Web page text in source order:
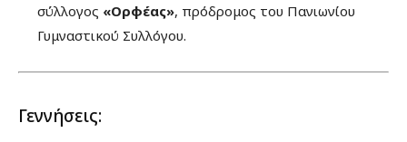
σύλλογος «Ορφέας», πρόδρομος του Πανιωνίου
Γυμναστικού Συλλόγου.
Γεννήσεις: